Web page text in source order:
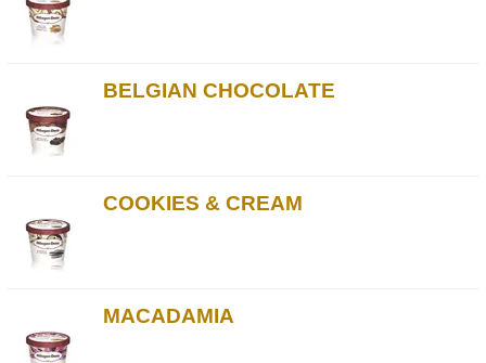
BELGIAN CHOCOLATE
COOKIES & CREAM
MACADAMIA